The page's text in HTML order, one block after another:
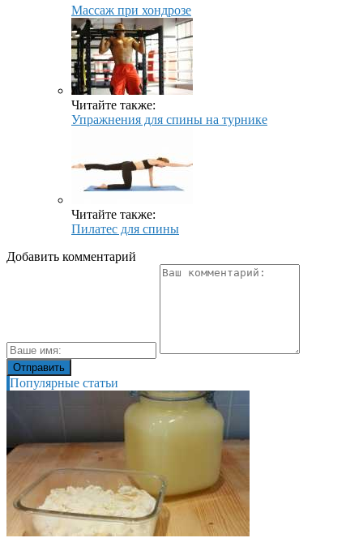
Массаж при хондрозе
Читайте также:
Упражнения для спины на турнике
Читайте также:
Пилатес для спины
Добавить комментарий
Популярные статьи